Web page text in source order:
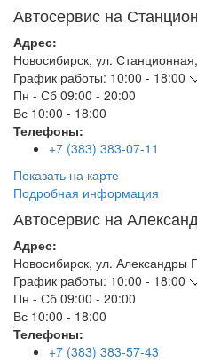
Автосервис на
Адрес:
Новосибирск, ул.
График работы: 10:00 - 18:00
Пн - Сб 09:00 - 20:00
Вс 10:00 - 18:00
Телефоны:
+7 (383) 383-07-11
Показать на карте
Подробная информация
Автосервис на
Адрес:
Новосибирск, ул. Александры
График работы: 10:00 - 18:00
Пн - Сб 09:00 - 20:00
Вс 10:00 - 18:00
Телефоны:
+7 (383) 383-57-43